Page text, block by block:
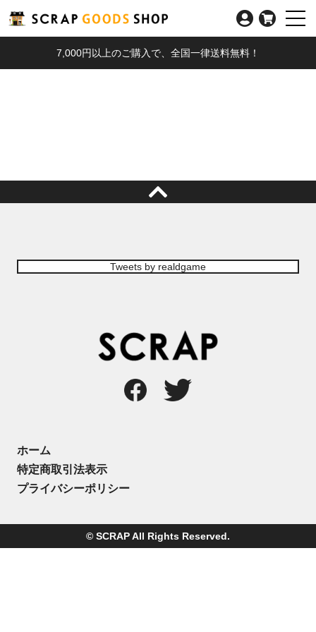
7,000円以上のご購入で、全国一律送料無料！
Tweets by realdgame
ホーム
特定商取引法表示
プライバシーポリシー
© SCRAP All Rights Reserved.